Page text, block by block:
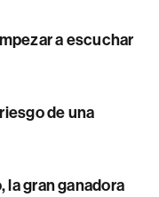
a escuchar
de una
la gran ganadora